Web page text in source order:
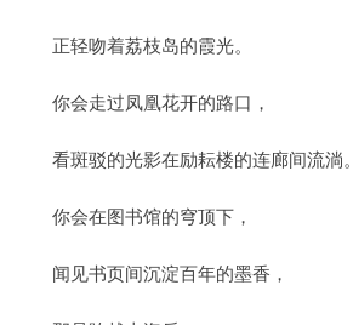
正轻吻着荔枝岛的霞光。
你会走过凤凰花开的路口，
看斑驳的光影在励耘楼的连廊间流淌。
你会在图书馆的穹顶下，
闻见书页间沉淀百年的墨香，